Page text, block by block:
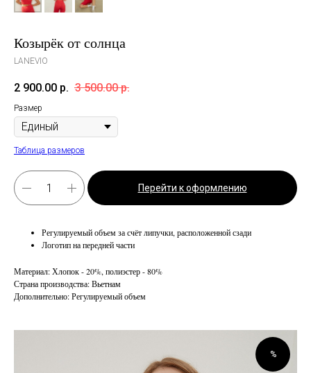
Козырёк от солнца
LANEVIO
2 900.00 р. 3 500.00 р.
Размер
Таблица размеров
Перейти к оформлению
Регулируемый объем за счёт липучки, расположенной сзади
Логотип на передней части
Материал: Хлопок - 20%, полиэстер - 80%
Страна производства: Вьетнам
Дополнительно: Регулируемый объем
%